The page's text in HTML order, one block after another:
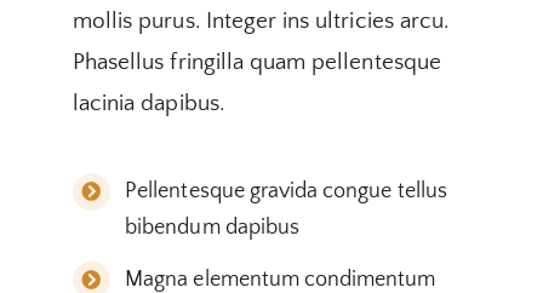
mollis purus. Integer ins ultricies arcu.
Phasellus fringilla quam pellentesque
lacinia dapibus.
Pellentesque gravida congue tellus
bibendum dapibus
Magna elementum condimentum